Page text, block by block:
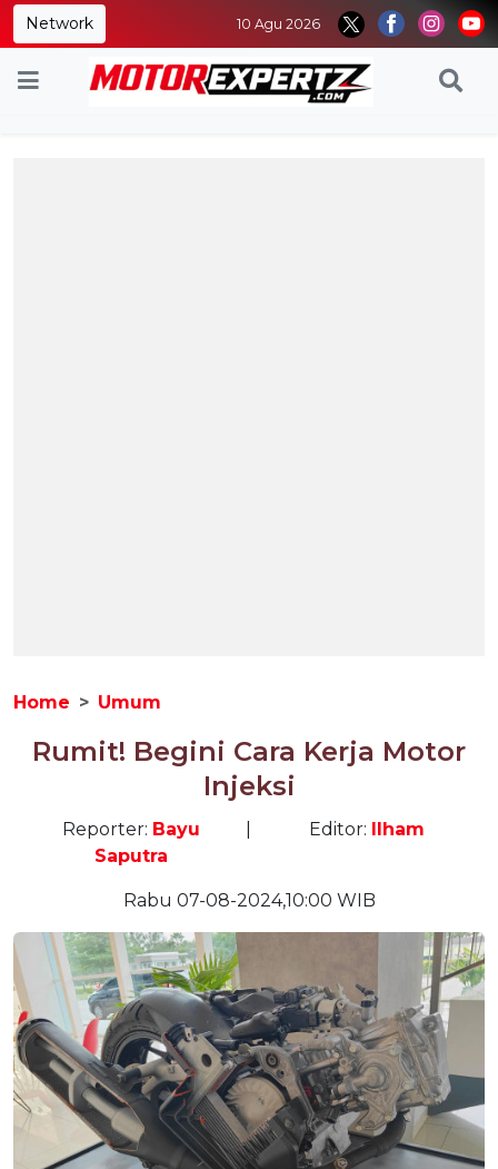
Network 10 Agu 2026
Home Umum
Rumit! Begini Cara Kerja Motor
Injeksi
Reporter: Bayu
Saputra
Editor: Ilham
Rabu 07-08-2024,10:00 WIB